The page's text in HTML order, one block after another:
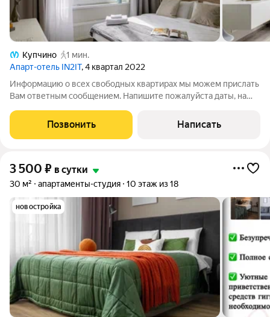
Купчино
1 мин.
Апарт-отель IN2IT, 4 квартал 2022
Информацию о всех свободных квартирах мы можем прислать
Вам ответным сообщением. Напишите пожалуйста даты, на
разместить человек. В сообщении будут фото свободных
квартир на Ваши даты и актуальная
Позвонить Написать
3 500 ₽ в сутки
30 м² апартаменты-студия 10 этаж из 18
новостройка